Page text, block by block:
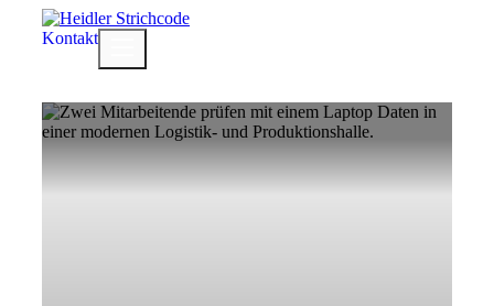
InhaltKontakt